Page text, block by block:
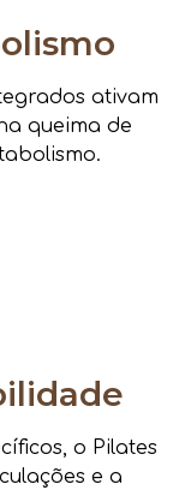
ativam
queima de
o Pilates
e a